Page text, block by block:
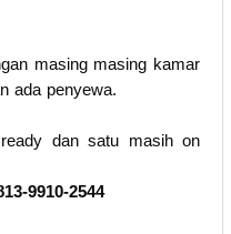
masing masing kamar
ada penyewa.
dan satu masih on
9910-2544